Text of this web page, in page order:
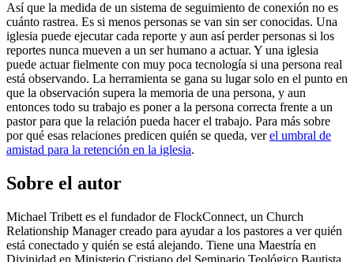
Así que la medida de un sistema de seguimiento de conexión no es
cuánto rastrea. Es si menos personas se van sin ser conocidas. Una
iglesia puede ejecutar cada reporte y aun así perder personas si los
reportes nunca mueven a un ser humano a actuar. Y una iglesia
puede actuar fielmente con muy poca tecnología si una persona real
está observando. La herramienta se gana su lugar solo en el punto en
que la observación supera la memoria de una persona, y aun
entonces todo su trabajo es poner a la persona correcta frente a un
pastor para que la relación pueda hacer el trabajo. Para más sobre
por qué esas relaciones predicen quién se queda, verel umbral de
amistad para la retención en la iglesia.
Sobre el autor
Michael Tribett es el fundador de FlockConnect, un Church
Relationship Manager creado para ayudar a los pastores a ver quién
está conectado y quién se está alejando. Tiene una Maestría en